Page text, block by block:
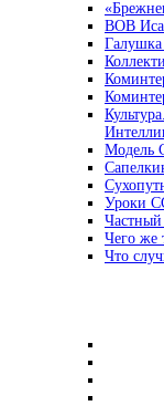
ВОВ
Модель
Уроки
Чего же
Что